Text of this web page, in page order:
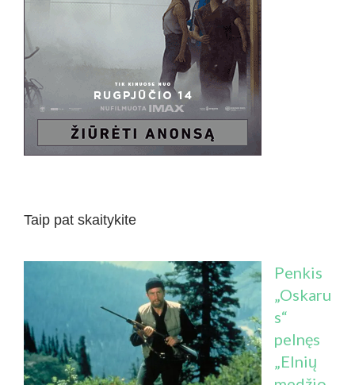
Taip pat skaitykite
Penkis
„Oskaru
s“
pelnęs
„Elnių